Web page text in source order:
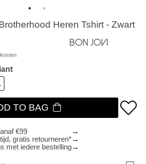
Heren Tshirt - Zwart
Bon Jovi
TO BAG
€99
gratis retourneren*
met iedere bestelling